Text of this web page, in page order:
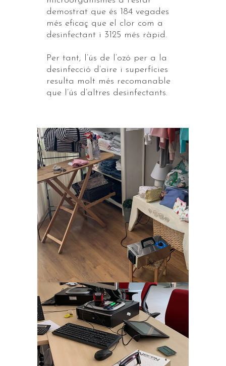
demostrat que és 184 vegades
més eficaç que el clor com a
desinfectant i 3125 més ràpid.
Per tant, l’ús de l’ozó per a la
desinfecció d’aire i superfícies
resulta molt més recomanable
que l’ús d’altres desinfectants.